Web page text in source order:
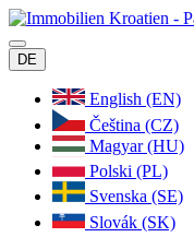
DE
English (EN)
Čeština (CZ)
Magyar (HU)
Polski (PL)
Svenska (SE)
Slovák (SK)